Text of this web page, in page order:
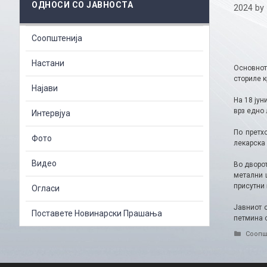
2024 by
сториле
На 18
врз едно
По
Во
метални
присутни
Јавниот
петмина
ОДНОСИ СО ЈАВНОСТА
Соопштенија
Настани
Најави
Интервјуа
Фото
Видео
Огласи
Поставете Новинарски Прашања